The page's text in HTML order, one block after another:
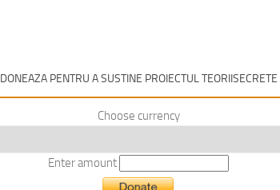
DONEAZA PENTRU A SUSTINE PROIECTUL TEORIISECRETE
Choose currency
Enter amount